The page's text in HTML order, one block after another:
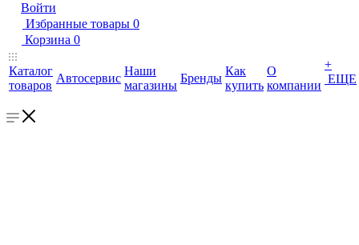
Войти
Избранные товары 0
Корзина 0
Каталог
товаров
Автосервис
Наши
магазины
Бренды
Как
купить
О
компании
+
ЕЩЕ